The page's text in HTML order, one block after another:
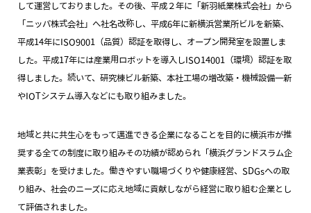
して運営しておりました。その後、平成２年に「新羽紙業株式会社」から
「ニッパ株式会社」へ社名改称し、平成6年に新横浜営業所ビルを新築、
平成14年にISO9001（品質）認証を取得し、オープン開発室を設置しま
した。平成17年には産業用ロボットを導入しISO14001（環境）認証を取
得しました。続いて、研究棟ビル新築、本社工場の増改築・機械設備一新
やIOTシステム導入などにも取り組みました。
地域と共に共生心をもって邁進できる企業になることを目的に横浜市が推
奨する全ての制度に取り組みその功績が認められ「横浜グランドスラム企
業表彰」を受けました。働きやすい職場づくりや健康経営、SDGsへの取
り組み、社会のニーズに応え地域に貢献しながら経営に取り組む企業とし
て評価されました。